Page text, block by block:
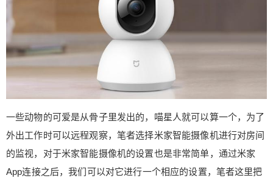
一些动物的可爱是从骨子里发出的，喵星人就可以算一个，为了
外出工作时可以远程观察，笔者选择米家智能摄像机进行对房间
的监视，对于米家智能摄像机的设置也是非常简单，通过米家
App连接之后，我们可以对它进行一个相应的设置，笔者这里把
的喵星人都会手舞足蹈好一阵，来调戏一下这个自
己比较“熟悉“的大家伙，可能在它的认知中这是一个
能动的伙伴吧。 而作为清洁款产品，米家扫地机器
人可以米家的智能设备进行多场景的联动，当我们
外出时可以通过米家App设置离家自动清扫，也可
以根据智能地图来设置清扫的区域，让我们这些每
天都很忙的上班一族有更多的休息时间。 家里有宠
物的朋友除了扫地机器人外还是需要另外一款清洁
神器的，那就是米家手持吸尘器，毕竟宠物掉毛发
这是件很正常的事情，所以如何完美的清理毛发这
个问题我们就可以交给吸尘器来处理，米家手持吸
尘器拥有超大吸力，还可以除螨，绝对是提升幸福